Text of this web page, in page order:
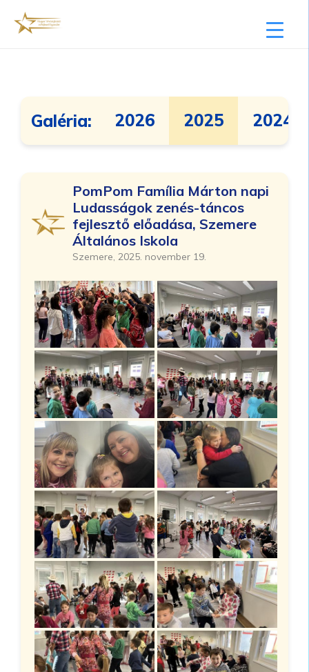
Galéria: 2026 2025 2024
PomPom Família Márton napi
Ludasságok zenés-táncos
fejlesztő előadása, Szemere
Általános Iskola
Szemere, 2025. november 19.